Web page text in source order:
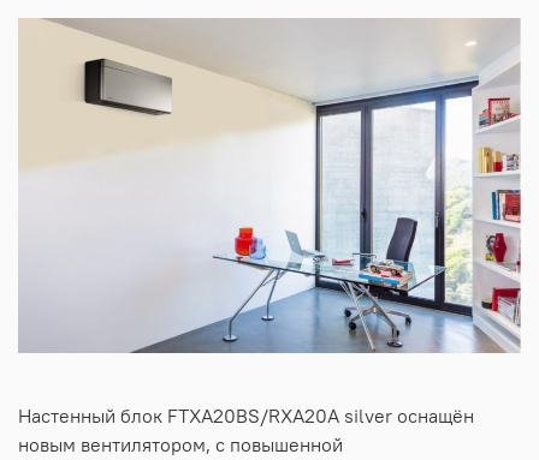
Настенный блок FTXA20BS/RXA20A silver оснащён
новым вентилятором, с повышенной